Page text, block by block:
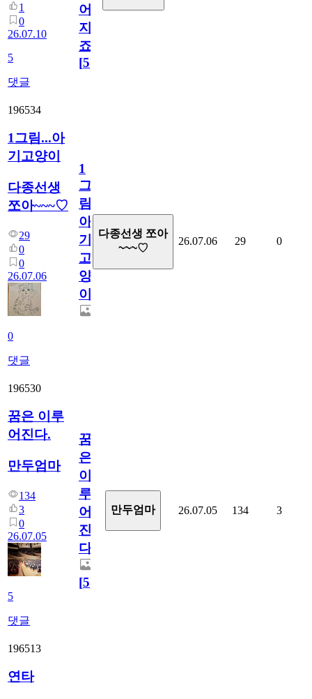
1
0
26.07.10
5
댓글
어
지
죠.?
[5]
196534
1그림...아
기고양이
다종선생
쪼아~~~♡
29
0
0
26.07.06
0
댓글
1
그
림...
아
기
고
양
이
다종선생 쪼아
~~~♡
26.07.06 29 0
196530
꿈은 이루
어진다.
만두엄마
134
3
0
26.07.05
5
댓글
꿈
은
이
루
어
진
다.
[5]
만두엄마 26.07.05 134 3
196513
연타